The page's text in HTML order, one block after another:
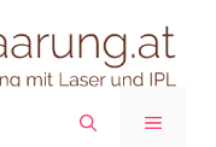
MENÜ